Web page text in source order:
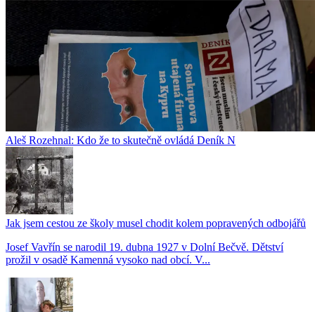
Aleš Rozehnal: Kdo že to skutečně ovládá Deník N
Jak jsem cestou ze školy musel chodit kolem popravených odbojářů
Josef Vavřín se narodil 19. dubna 1927 v Dolní Bečvě. Dětství
prožil v osadě Kamenná vysoko nad obcí. V...